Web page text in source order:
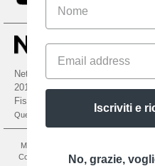
Netenders Italy SRL —
20122 MILANO (MI) -Italy
Fiscal code/VAT number
Questo NON è l'indirizzo di ritorno. Per i
Menzioni legali
Condizioni Generali Del Contraente-
Iscriviti e
No, grazie,